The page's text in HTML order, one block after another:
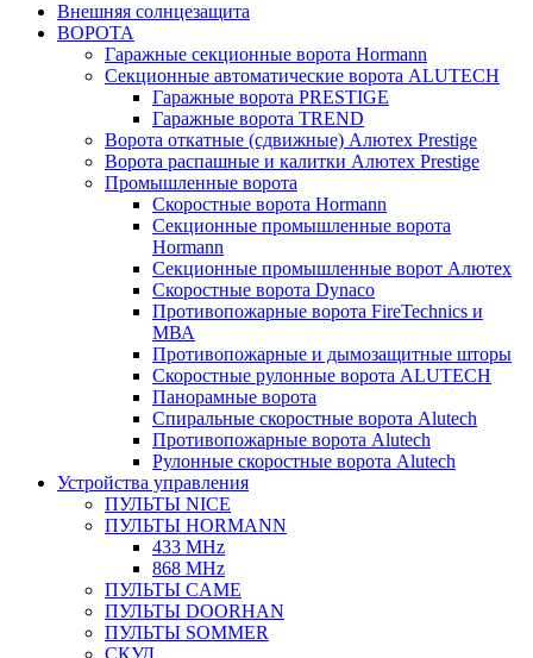
Внешняя солнцезащита
ВОРОТА
Гаражные секционные ворота Hormann
Секционные автоматические ворота ALUTECH
Гаражные ворота PRESTIGE
Гаражные ворота TREND
Ворота откатные (сдвижные) Алютех Prestige
Ворота распашные и калитки Алютех Prestige
Промышленные ворота
Скоростные ворота Hormann
Секционные промышленные ворота
Hormann
Секционные промышленные ворот Алютех
Скоростные ворота Dynaco
Противопожарные ворота FireTechnics и
МВА
Противопожарные и дымозащитные шторы
Скоростные рулонные ворота ALUTECH
Панорамные ворота
Спиральные скоростные ворота Alutech
Противопожарные ворота Alutech
Рулонные скоростные ворота Alutech
Устройства управления
ПУЛЬТЫ NICE
ПУЛЬТЫ HORMANN
433 MHz
868 MHz
ПУЛЬТЫ CAME
ПУЛЬТЫ DOORHAN
ПУЛЬТЫ SOMMER
СКУД